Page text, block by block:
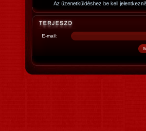
Az üzenetküldéshez be kell jelentkezni!
E-mail: